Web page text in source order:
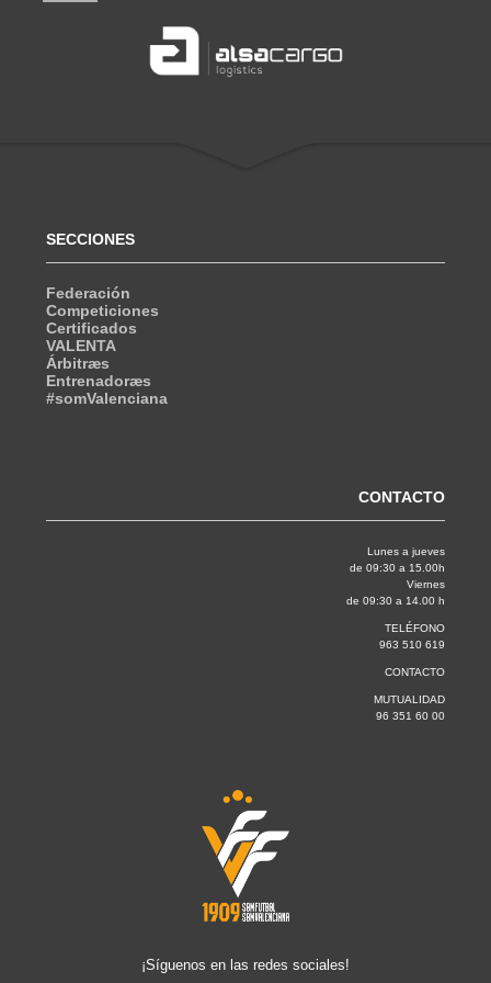
SECCIONES
Federación
Competiciones
Certificados
VALENTA
Árbitræs
Entrenadoræs
#somValenciana
CONTACTO
Lunes a jueves
de 09:30 a 15.00h
Viernes
de 09:30 a 14.00 h
TELÉFONO
963 510 619
CONTACTO
MUTUALIDAD
96 351 60 00
¡Síguenos en las redes sociales!